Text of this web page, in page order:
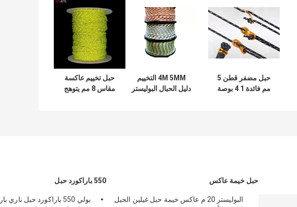
حبل مضفر قطن 5
مم فائدة 1 4 بوصة
4M 5MM التخييم
دليل الحبال البوليستر
حبل تخييم عاكسة
مقاس 8 مم يتوهج
550 باراكورد حبل حبل خيمة عاكس
البوليستر 20 م عاكس خيمة حبل غيلين الحبل